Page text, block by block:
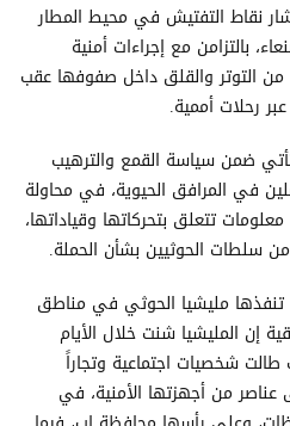
نقاط التفتيش في محيط المطار
بالتزامن مع إجراءات أمنية
التوتر والقلق داخل صفوفها عقب
رحلات أممية.
ضمن سياسة القمع والترهيب
في المرافق الحيوية، في محاولة
تتعلق بتحركاتها وقياداتها،
سلطات الحوثيين بشأن الحملة.
مليشيا الحوثي في مناطق
إن المليشيا شنت خلال الأيام
شخصيات اجتماعية وتجاراً
من أجهزتها الأمنية، في